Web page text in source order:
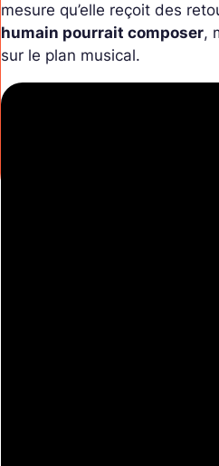
mesure qu’elle reçoit des
humain pourrait composer,
sur le plan musical.